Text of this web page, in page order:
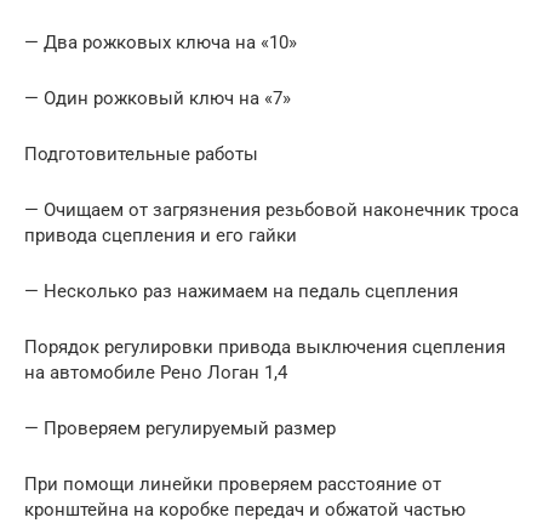
— Два рожковых ключа на «10»
— Один рожковый ключ на «7»
Подготовительные работы
— Очищаем от загрязнения резьбовой наконечник троса
привода сцепления и его гайки
— Несколько раз нажимаем на педаль сцепления
Порядок регулировки привода выключения сцепления
на автомобиле Рено Логан 1,4
— Проверяем регулируемый размер
При помощи линейки проверяем расстояние от
кронштейна на коробке передач и обжатой частью